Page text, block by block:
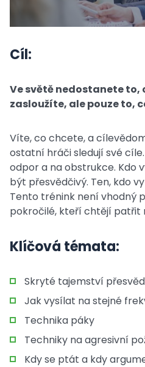
Cíl:
Ve světě nedostanete to,
zasloužíte, ale pouze to,
Víte, co chcete, a
ostatní hráči sledují své
odpor a na obstrukce. Kdo
být přesvědčivý. Ten, kdo
Tento trénink není vhodný
pokročilé, kteří chtějí patřit
Klíčová témata:
Skryté tajemství
Jak vysílat na stejné
Technika páky
Techniky na agresivní
Kdy se ptát a kdy